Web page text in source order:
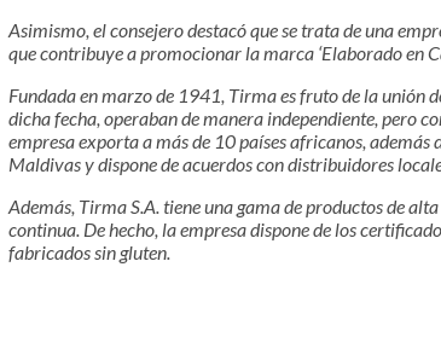
Asimismo, el consejero destacó que se trata de una
que contribuye a promocionar la marca ‘Elaborado en
Fundada en marzo de 1941, Tirma es fruto de la unión
dicha fecha, operaban de manera independiente, pero
empresa exporta a más de 10 países africanos, además
Maldivas y dispone de acuerdos con distribuidores
Además, Tirma S.A. tiene una gama de productos de
continua. De hecho, la empresa dispone de los
fabricados sin gluten.